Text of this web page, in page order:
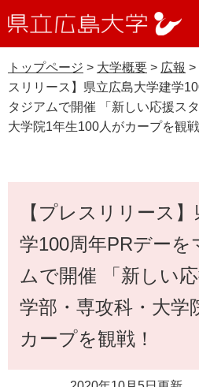
ー
ジ
先
頭
で
ニ
ュ
を
飛
ば
立
大
学
受験生の皆さま
在学生の皆さま
研究者の皆さま
教職員の皆さま
受験生特設サイ
WEB版大学案
資料請求
Languages
English
中文簡体 中文繁
e
大学概要
学部・大学院・専攻科
研究・地域連携・国際交流
入試情報
トップページ > 大学概要 > 広報 >
スリリース】県立広島大学建学
タジアムで開催 「新しい応援ス
大学院1年生100人がカープを観戦
【プレスリリース
学100周年PRデー
ムで開催 「新しい
学部・専攻科・大学
カープを観戦！